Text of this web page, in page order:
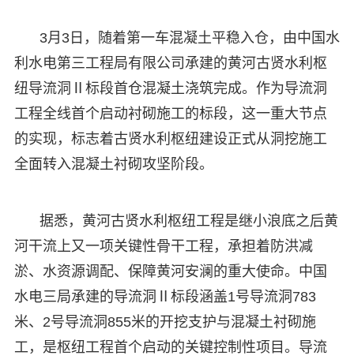
3月3日，随着第一车混凝土平稳入仓，由中国水
利水电第三工程局有限公司承建的黄河古贤水利枢
纽导流洞Ⅱ标段首仓混凝土浇筑完成。作为导流洞
工程全线首个启动衬砌施工的标段，这一重大节点
的实现，标志着古贤水利枢纽建设正式从洞挖施工
全面转入混凝土衬砌攻坚阶段。
据悉，黄河古贤水利枢纽工程是继小浪底之后黄
河干流上又一项关键性骨干工程，承担着防洪减
淤、水资源调配、保障黄河安澜的重大使命。中国
水电三局承建的导流洞Ⅱ标段涵盖1号导流洞783
米、2号导流洞855米的开挖支护与混凝土衬砌施
工，是枢纽工程首个启动的关键控制性项目。导流